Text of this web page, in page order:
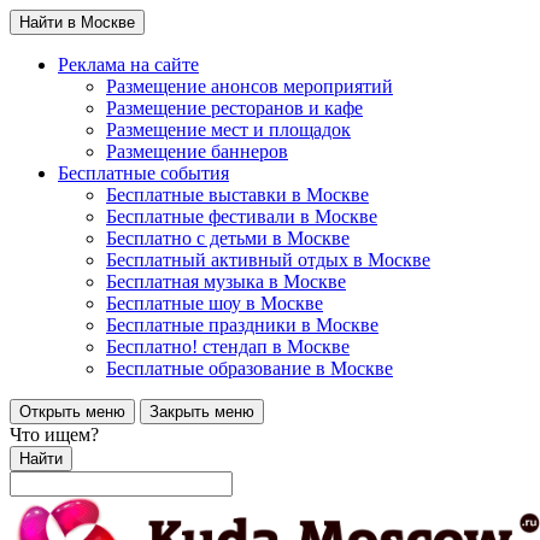
Найти в Москве
Реклама на сайте
Размещение анонсов мероприятий
Размещение ресторанов и кафе
Размещение мест и площадок
Размещение баннеров
Бесплатные события
Бесплатные выставки в Москве
Бесплатные фестивали в Москве
Бесплатно с детьми в Москве
Бесплатный активный отдых в Москве
Бесплатная музыка в Москве
Бесплатные шоу в Москве
Бесплатные праздники в Москве
Бесплатно! стендап в Москве
Бесплатные образование в Москве
Открыть меню Закрыть меню
Что ищем?
Найти